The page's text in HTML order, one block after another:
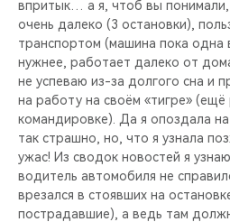
впритык… а я, чтоб вы
очень далеко (3 остановки),
транспортом (машина пока одна
нужнее, работает далеко от
не успеваю из-за долгого сна и
на работу на своём «тигре»
командировке). Да я опоздала
так страшно, но, что я узнала
ужас! Из сводок новостей я
водитель автомобиля не
врезался в стоявших на
пострадавшие), а ведь там